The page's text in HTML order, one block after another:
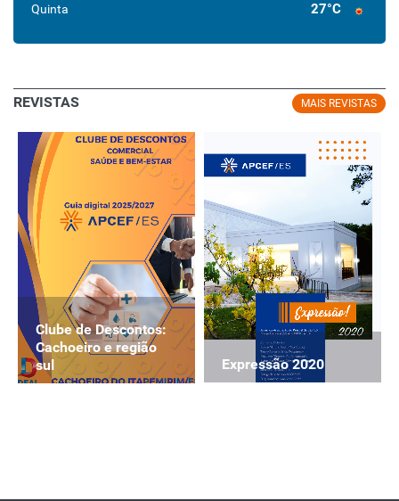
Quinta 27°C
MAIS REVISTAS
REVISTAS
Clube de Descontos:
Cachoeiro e região
sul
Expressão 2020